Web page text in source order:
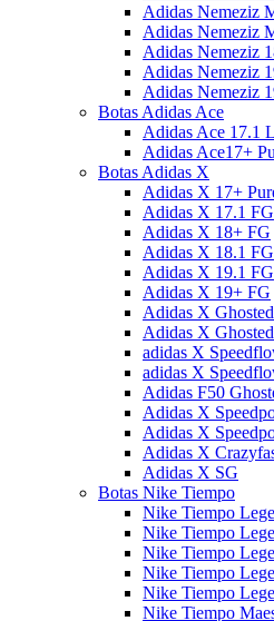
Adidas Nemeziz
Adidas Nemeziz
Adidas Nemeziz
Adidas Nemeziz
Adidas Nemeziz
Botas Adidas Ace
Adidas Ace 17.1
Adidas Ace17+
Botas Adidas X
Adidas X 17+
Adidas X 17.1 FG
Adidas X 18+ FG
Adidas X 18.1 FG
Adidas X 19.1 FG
Adidas X 19+ FG
Adidas X
Adidas X
adidas X
adidas X
Adidas F50
Adidas X
Adidas X
Adidas X
Adidas X SG
Botas Nike Tiempo
Nike Tiempo
Nike Tiempo
Nike Tiempo
Nike Tiempo
Nike Tiempo
Nike Tiempo